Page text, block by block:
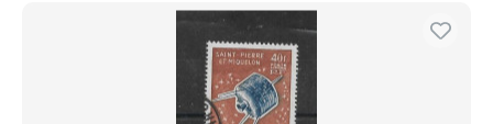
Uniquement en réduction
Méthodes de paiement